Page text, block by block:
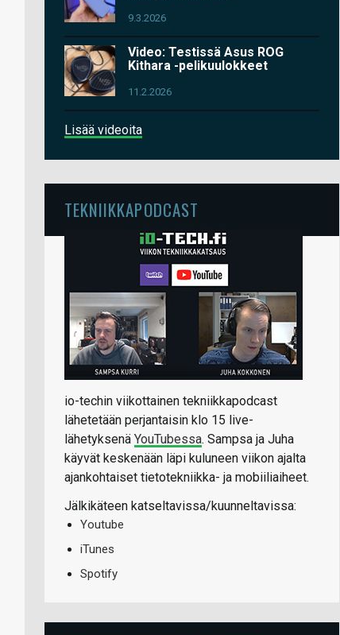
9.3.2026
Video: Testissä Asus ROG
Kithara -pelikuulokkeet
11.2.2026
Lisää videoita
TEKNIIKKAPODCAST
io-techin viikottainen tekniikkapodcast
lähetetään perjantaisin klo 15 live-
lähetyksenä YouTubessa. Sampsa ja Juha
käyvät keskenään läpi kuluneen viikon ajalta
ajankohtaiset tietotekniikka- ja mobiiliaiheet.
Jälkikäteen katseltavissa/kuunneltavissa:
Youtube
iTunes
Spotify